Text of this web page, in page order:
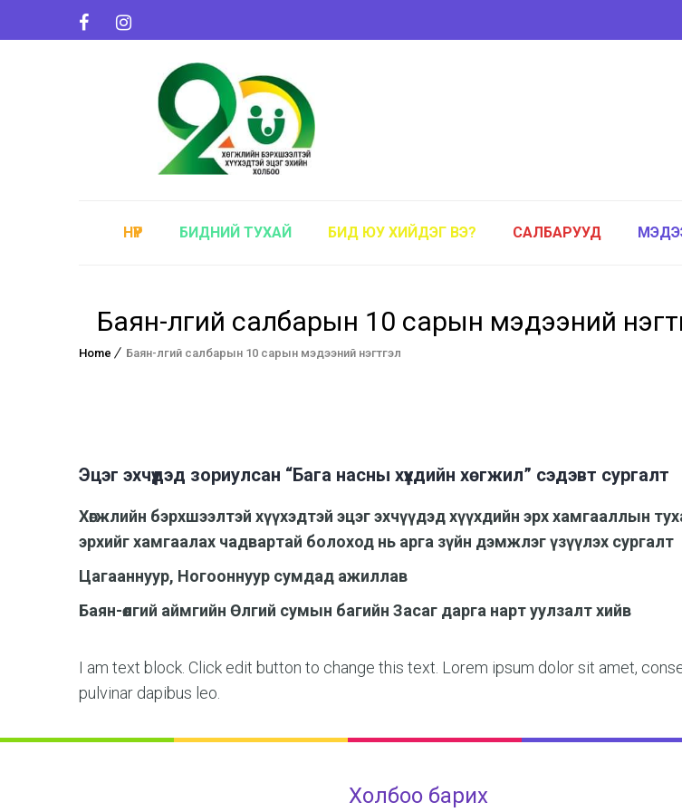
НҮҮР БИДНИЙ ТУХАЙ БИД ЮУ ХИЙДЭГ ВЭ? САЛБАРУУД
Баян-өлгий салбарын 10 сарын мэдээний
Home Баян-өлгий салбарын 10 сарын мэдээний нэгтгэл
Эцэг эхчүүдэд зориулсан “Бага насны хүүхдийн хөгжил” сэдэвт сургалт
Хөгжлийн бэрхшээлтэй хүүхэдтэй эцэг эхчүүдэд хүүхдийн эрх хамгааллын
эрхийг хамгаалах чадвартай болоход нь арга зүйн дэмжлэг үзүүлэх сургалт
Цагааннуур, Ногооннуур сумдад ажиллав
Баян-өлгий аймгийн Өлгий сумын багийн Засаг дарга нарт уулзалт хийв
I am text block. Click edit button to change this text. Lorem ipsum dolor sit amet,
pulvinar dapibus leo.
Холбоо барих